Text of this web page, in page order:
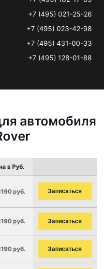
+7 (495) 021-25-26
+7 (495) 023-42-98
+7 (495) 431-00-33
+7 (495) 128-01-88
автомобиля
в Руб.
руб. Записаться
руб. Записаться
руб. Записаться